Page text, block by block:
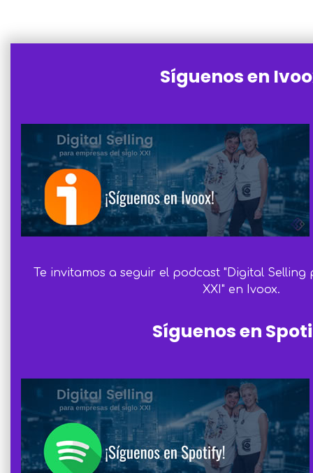
Síguenos en
Te invitamos a seguir el podcast "Digital
XXI" en Ivoox.
Síguenos en